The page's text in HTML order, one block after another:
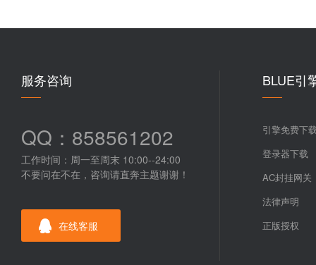
服务咨询
QQ：858561202
工作时间：周一至周末 10:00--24:00
不要问在不在，咨询请直奔主题谢谢！
在线客服
BLUE引
引擎免费下
登录器下载
AC封挂网关
法律声明
正版授权